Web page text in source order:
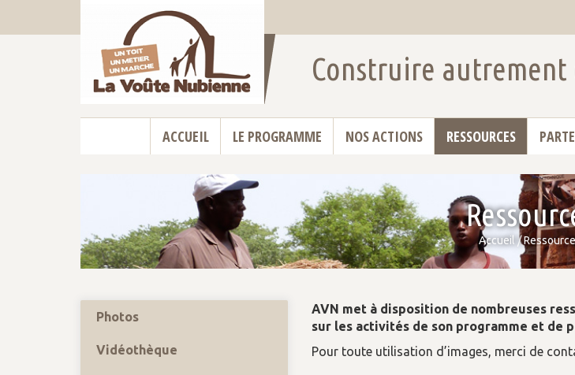
Construire
ACCUEIL LE PROGRAMME NOS ACTIONS RESSOURCES
Accueil /
AVN met à disposition de nombreuses
sur les activités de son programme et de
Pour toute utilisation d’images, merci de
Photos
Vidéothèque